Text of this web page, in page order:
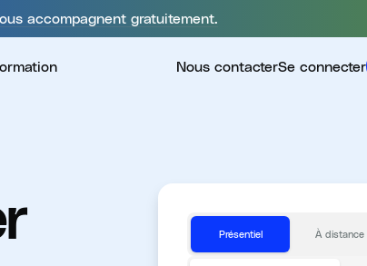
accompagnent gratuitement.
Nous contacterSe connecter
Présentiel À distance